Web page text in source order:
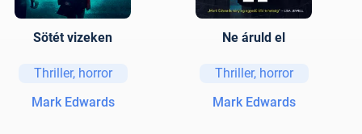
Sötét vizeken
Thriller, horror
Mark Edwards
Ne áruld el
Thriller, horror
Mark Edwards